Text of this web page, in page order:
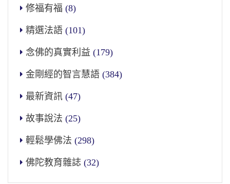
修福有福 (8)
精選法語 (101)
念佛的真實利益 (179)
金剛經的智言慧語 (384)
最新資訊 (47)
故事說法 (25)
輕鬆學佛法 (298)
佛陀教育雜誌 (32)